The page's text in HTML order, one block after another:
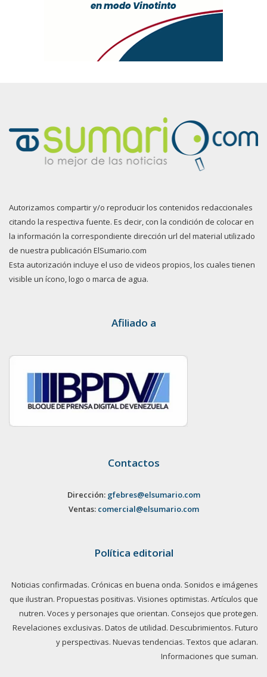
Autorizamos compartir y/o reproducir los contenidos redaccionales
citando la respectiva fuente. Es decir, con la condición de colocar en
la información la correspondiente dirección url del material utilizado
de nuestra publicación ElSumario.com
Esta autorización incluye el uso de videos propios, los cuales tienen
visible un ícono, logo o marca de agua.
Afiliado a
Contactos
Dirección: gfebres@elsumario.com
Ventas: comercial@elsumario.com
Política editorial
Noticias confirmadas. Crónicas en buena onda. Sonidos e imágenes
que ilustran. Propuestas positivas. Visiones optimistas. Artículos que
nutren. Voces y personajes que orientan. Consejos que protegen.
Revelaciones exclusivas. Datos de utilidad. Descubrimientos. Futuro
y perspectivas. Nuevas tendencias. Textos que aclaran.
Informaciones que suman.